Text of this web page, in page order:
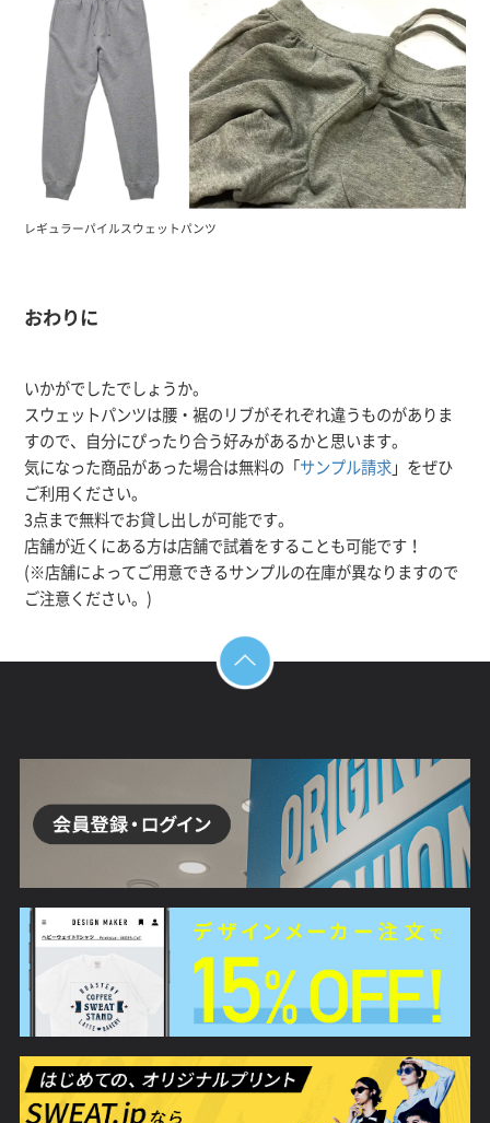
レギュラーパイルスウェットパンツ
おわりに
いかがでしたでしょうか。
スウェットパンツは腰・裾のリブがそれぞれ違うものがありま
すので、自分にぴったり合う好みがあるかと思います。
気になった商品があった場合は無料の「 サンプル請求 」をぜひ
ご利用ください。
3点まで無料でお貸し出しが可能です。
店舗が近くにある方は店舗で試着をすることも可能です！
(※店舗によってご用意できるサンプルの在庫が異なりますので
ご注意ください。)